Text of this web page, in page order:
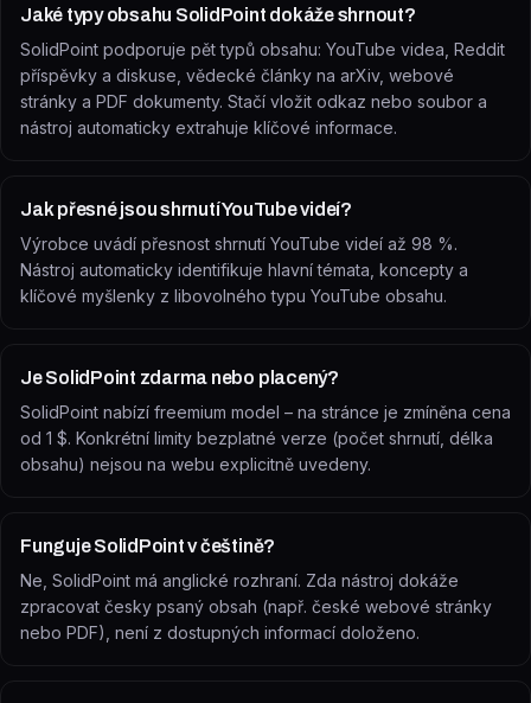
Jaké typy obsahu SolidPoint dokáže shrnout?
SolidPoint podporuje pět typů obsahu: YouTube videa, Reddit
příspěvky a diskuse, vědecké články na arXiv, webové
stránky a PDF dokumenty. Stačí vložit odkaz nebo soubor a
nástroj automaticky extrahuje klíčové informace.
Jak přesné jsou shrnutí YouTube videí?
Výrobce uvádí přesnost shrnutí YouTube videí až 98 %.
Nástroj automaticky identifikuje hlavní témata, koncepty a
klíčové myšlenky z libovolného typu YouTube obsahu.
Je SolidPoint zdarma nebo placený?
SolidPoint nabízí freemium model – na stránce je zmíněna cena
od 1 $. Konkrétní limity bezplatné verze (počet shrnutí, délka
obsahu) nejsou na webu explicitně uvedeny.
Funguje SolidPoint v češtině?
Ne, SolidPoint má anglické rozhraní. Zda nástroj dokáže
zpracovat česky psaný obsah (např. české webové stránky
nebo PDF), není z dostupných informací doloženo.